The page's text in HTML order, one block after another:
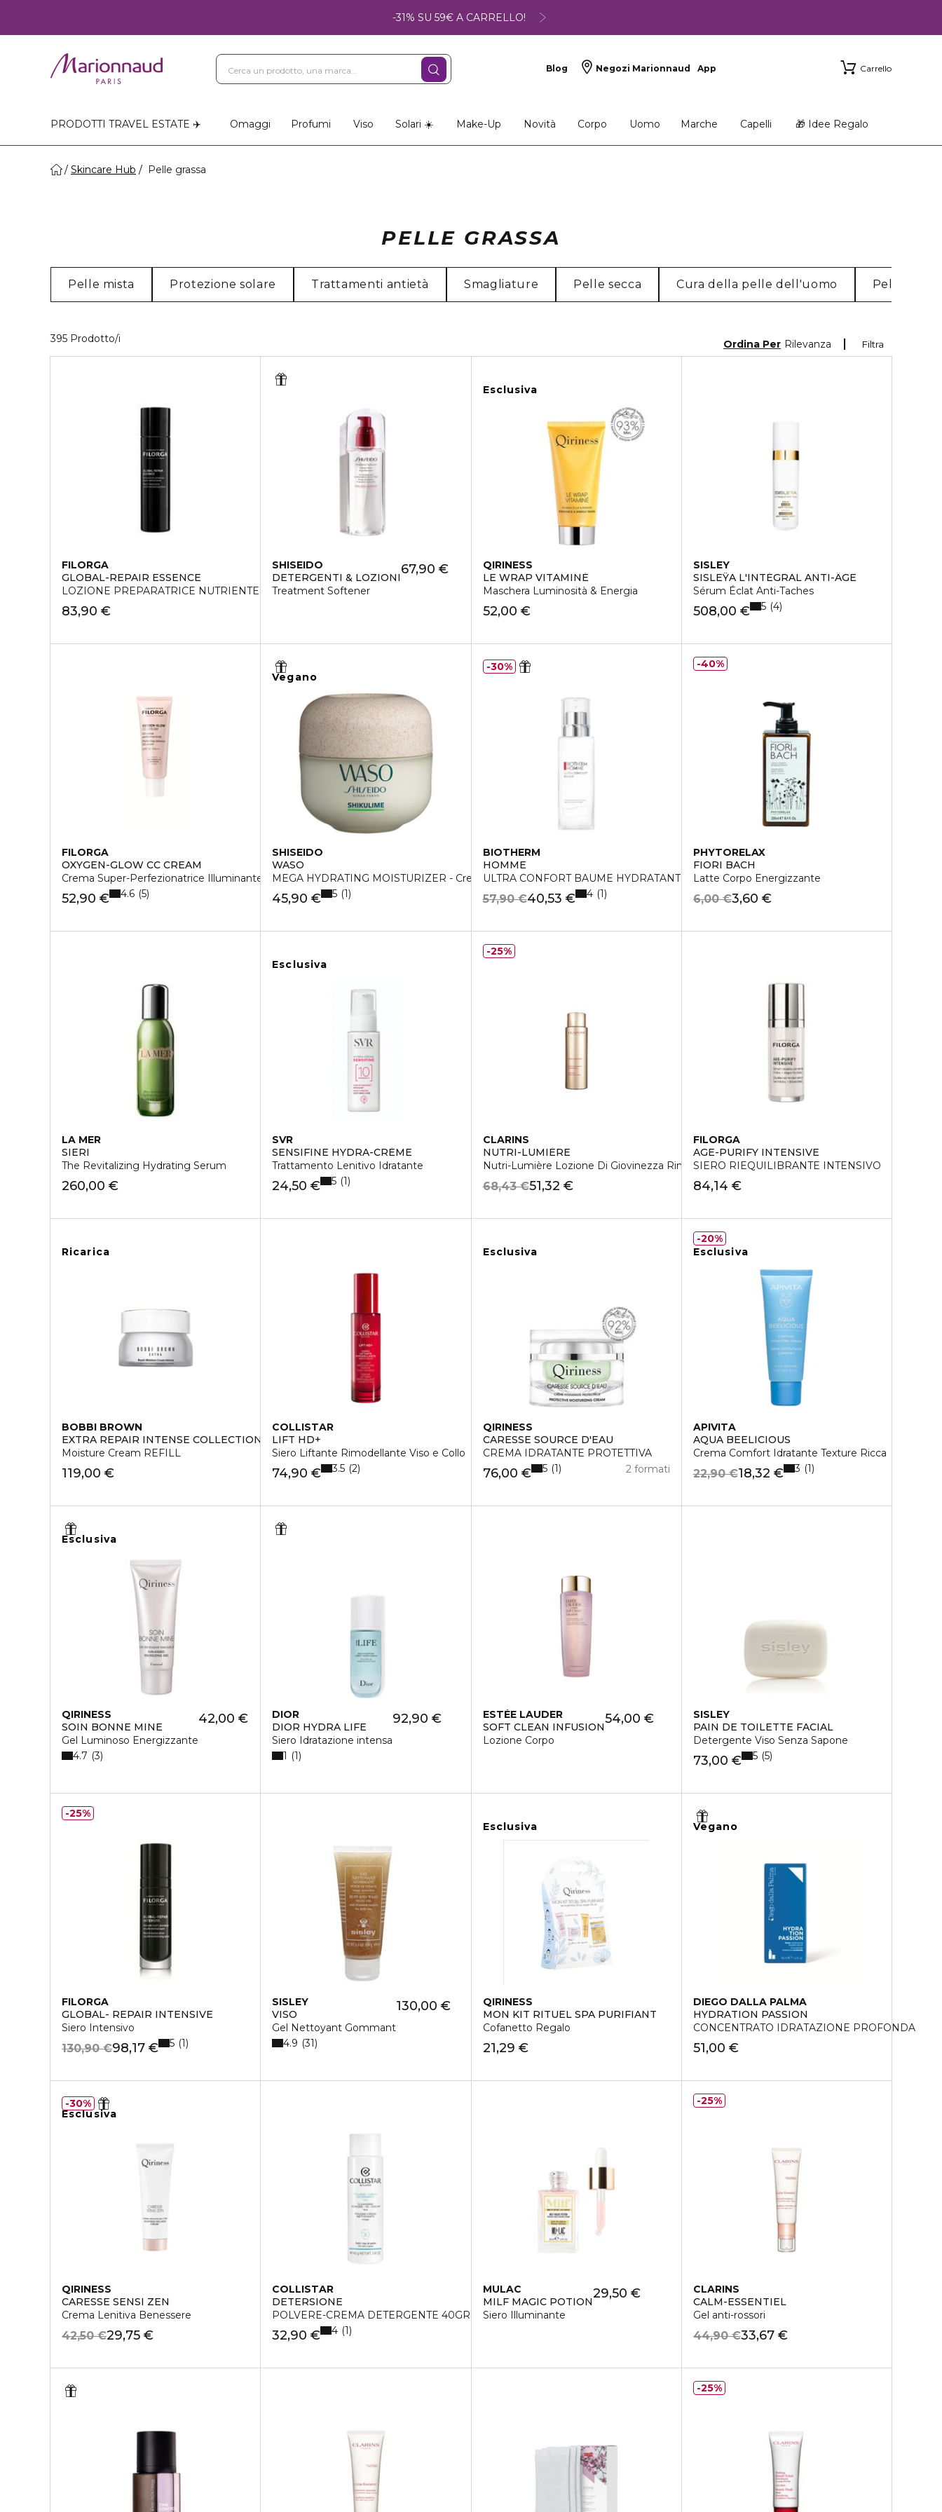
-31% SU 59€ A CARRELLO!
Blog Negozi Marionnaud App Carrello
PRODOTTI TRAVEL ESTATE ✈️ Omaggi Profumi Viso Solari ☀️ Make-Up Novità Corpo Uomo Marche Capelli 🎁 Idee Regalo
Skincare Hub Pelle grassa
PELLE GRASSA
Pelle mista Protezione solare Trattamenti antietà Smagliature Pelle secca Cura della pelle dell'uomo Pelle
395 Prodotto/i Filtra
Ordina Per Rilevanza
FILORGA
GLOBAL-REPAIR ESSENCE
LOZIONE PREPARATRICE NUTRIENTE MULTI-RIVITALIZZANTE
83,90 €
SHISEIDO
DETERGENTI & LOZIONI
Treatment Softener
67,90 €
Esclusiva
QIRINESS
LE WRAP VITAMINÉ
Maschera Luminosità & Energia
52,00 €
SISLEY
SISLEŸA L'INTÉGRAL ANTI-ÂGE
Sérum Éclat Anti-Taches
508,00 € 5 4
FILORGA
OXYGEN-GLOW CC CREAM
Crema Super-Perfezionatrice Illuminante
52,90 € 4.6 5
Vegano
SHISEIDO
WASO
MEGA HYDRATING MOISTURIZER - Crema idratante
45,90 € 5 1
BIOTHERM
HOMME
ULTRA CONFORT BAUME HYDRATANT
40,53 €
57,90 € 4 1
30%
PHYTORELAX
FIORI BACH
Latte Corpo Energizzante
3,60 €
6,00 €
40%
LA MER
SIERI
The Revitalizing Hydrating Serum
260,00 €
Esclusiva
SVR
SENSIFINE HYDRA-CRÈME
Trattamento Lenitivo Idratante
24,50 € 5 1
CLARINS
NUTRI-LUMIÈRE
Nutri-Lumière Lozione Di Giovinezza Rinnovatrice
51,32 €
68,43 €
25%
FILORGA
AGE-PURIFY INTENSIVE
SIERO RIEQUILIBRANTE INTENSIVO
84,14 €
Ricarica
BOBBI BROWN
EXTRA REPAIR INTENSE COLLECTION
Moisture Cream REFILL
119,00 €
COLLISTAR
LIFT HD+
Siero Liftante Rimodellante Viso e Collo
74,90 € 3.5 2
Esclusiva
QIRINESS
CARESSE SOURCE D'EAU
CREMA IDRATANTE PROTETTIVA
76,00 € 2 formati
5 1
Esclusiva
APIVITA
AQUA BEELICIOUS
Crema Comfort Idratante Texture Ricca
18,32 €
22,90 € 3 1
20%
Esclusiva
QIRINESS
SOIN BONNE MINE
Gel Luminoso Energizzante
42,00 €
4.7 3
DIOR
DIOR HYDRA LIFE
Siero Idratazione intensa
92,90 €
1 1
ESTÉE LAUDER
SOFT CLEAN INFUSION
Lozione Corpo
54,00 €
SISLEY
PAIN DE TOILETTE FACIAL
Detergente Viso Senza Sapone
73,00 € 5 5
FILORGA
GLOBAL- REPAIR INTENSIVE
Siero Intensivo
98,17 €
130,90 € 5 1
25%
SISLEY
VISO
Gel Nettoyant Gommant
130,00 €
4.9 31
Esclusiva
QIRINESS
MON KIT RITUEL SPA PURIFIANT
Cofanetto Regalo
21,29 €
Vegano
DIEGO DALLA PALMA
HYDRATION PASSION
CONCENTRATO IDRATAZIONE PROFONDA
51,00 €
Esclusiva
QIRINESS
CARESSE SENSI ZEN
Crema Lenitiva Benessere
29,75 €
42,50 €
30%
COLLISTAR
DETERSIONE
POLVERE-CREMA DETERGENTE 40GR
32,90 € 4 1
MULAC
MILF MAGIC POTION
Siero Illuminante
29,50 €
CLARINS
CALM-ESSENTIEL
Gel anti-rossori
33,67 €
44,90 €
25%
25%